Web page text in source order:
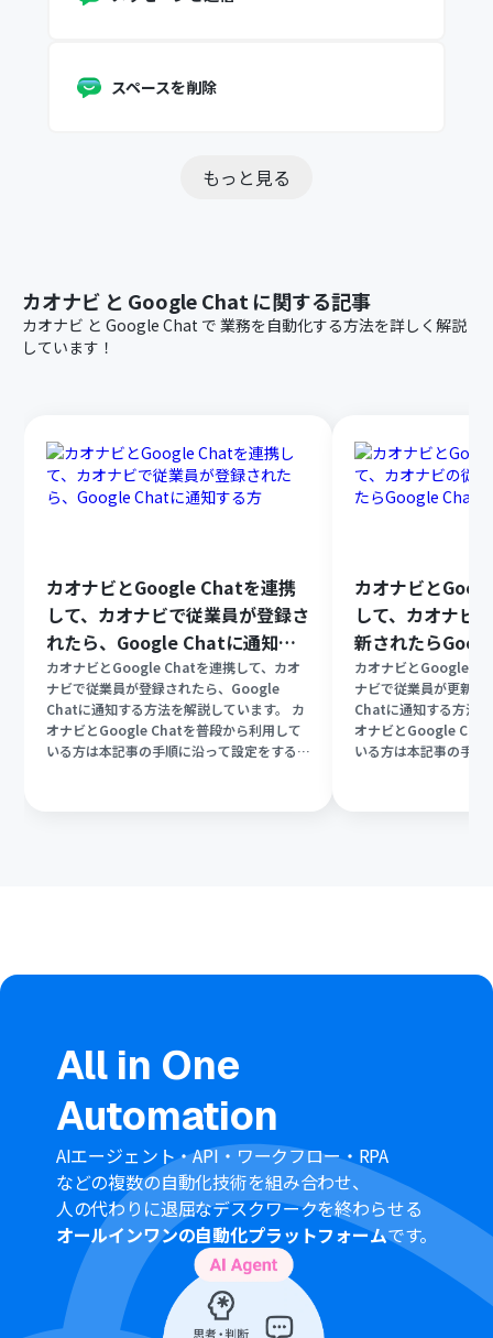
スペースを削除
もっと見る
カオナビ と Google Chatに関する記事
カオナビ と Google Chat で 業務を自動化する方法を詳しく解説
しています！
カオナビとGoogle Chatを連携
して、カオナビで従業員が登録さ
れたら、Google Chatに通知す
る方
カオナビとGoogle Chatを連携して、カオ
ナビで従業員が登録されたら、Google
Chatに通知する方法を解説しています。 カ
オナビとGoogle Chatを普段から利用して
いる方は本記事の手順に沿って設定をするだ
カオナビと
して、カオナビ
新されたら
通知する方法
カオナビとGoogle
ナビで従業員が更新
Chatに通知する方法
オナビとGoogle Chat
いる方は本記事の手
All in One
Automation
AIエージェント・API・ワークフロー・RPA
などの複数の自動化技術を組み合わせ、
人の代わりに退屈なデスクワークを終わらせる
オールインワンの自動化プラットフォームです。